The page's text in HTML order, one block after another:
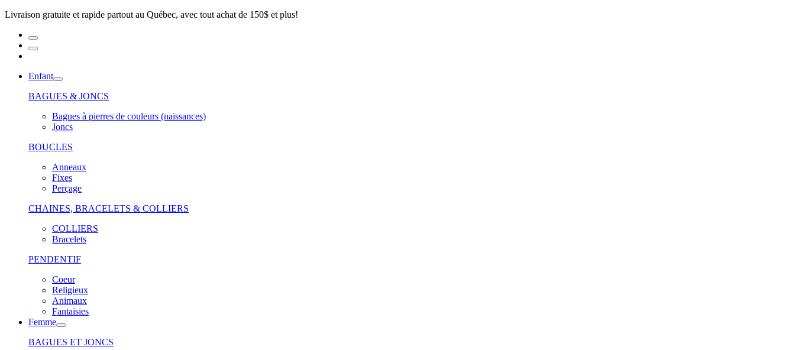
Livraison gratuite et rapide partout au Québec, avec tout achat de 150$ et plus!
Enfant
BAGUES & JONCS
Bagues à pierres de couleurs (naissances)
Joncs
BOUCLES
Anneaux
Fixes
Perçage
CHAINES, BRACELETS & COLLIERS
COLLIERS
Bracelets
PENDENTIF
Coeur
Religieux
Animaux
Fantaisies
Femme
BAGUES ET JONCS